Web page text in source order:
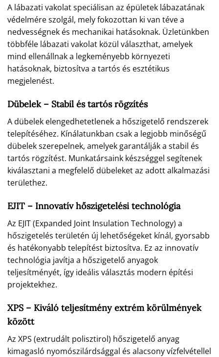
A lábazati vakolat speciálisan az épületek lábazatának
védelmére szolgál, mely fokozottan ki van téve a
nedvességnek és mechanikai hatásoknak. Üzletünkben
többféle lábazati vakolat közül választhat, amelyek
mind ellenállnak a legkeményebb környezeti
hatásoknak, biztosítva a tartós és esztétikus
megjelenést.
Dübelek – Stabil és tartós rögzítés
A dübelek elengedhetetlenek a hőszigetelő rendszerek
telepítéséhez. Kínálatunkban csak a legjobb minőségű
dübelek szerepelnek, amelyek garantálják a stabil és
tartós rögzítést. Munkatársaink készséggel segítenek
kiválasztani a megfelelő dübeleket az adott alkalmazási
területhez.
EJIT – Innovatív hőszigetelési technológia
Az EJIT (Expanded Joint Insulation Technology) a
hőszigetelés területén új lehetőségeket kínál, gyorsabb
és hatékonyabb telepítést biztosítva. Ez az innovatív
technológia javítja a hőszigetelő anyagok
teljesítményét, így ideális választás modern építési
projektekhez.
XPS – Kiváló teljesítmény extrém körülmények
között
Az XPS (extrudált polisztirol) hőszigetelő anyag
kimagasló nyomószilárdsággal és alacsony vízfelvétellel